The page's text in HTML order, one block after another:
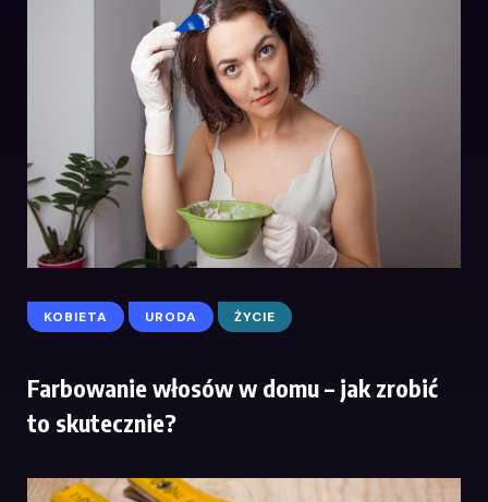
KOBIETA URODA ŻYCIE
Farbowanie włosów w domu – jak zrobić
to skutecznie?